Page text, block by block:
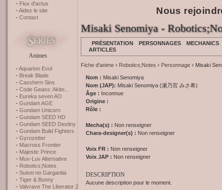
Flux d'actus
Aidez le site
Contact
Animes
Aquarion Evol
Break Blade
Casshern Sins
Code Geass: Akito...
Eureka seven AO
Gundam AGE
Gundam Unicorn
Gundam SEED HD
Gundam SEED Destiny
Gundam Build Fighters
Gyrozetter
Macross Frontier
Majestic Prince
Muv-Luv Alternative
Robotics;Notes
Suisei no Gargantia
Tiger & Bunny
Valvrave The Liberator 2
Nous
Misaki Senomiya -
PRÉSENTATION PERSONNAGES
MECHANICS
ARTICLES
Fiche d'anime › Robotics;Notes › Personnage › Misaki
Nom : Misaki Senomiya
Nom (JAP): Misaki Senomiya (瀬乃宮 みさ希)
Âge : Inconnue
Origine :
Rôle :
Mecha(s) : Non renseigner
Chara-designer(s) : Non renseigner
Voix FR : Non renseigner
Voix JAP : Non renseigner
DESCRIPTION
Aucune description pour le moment.